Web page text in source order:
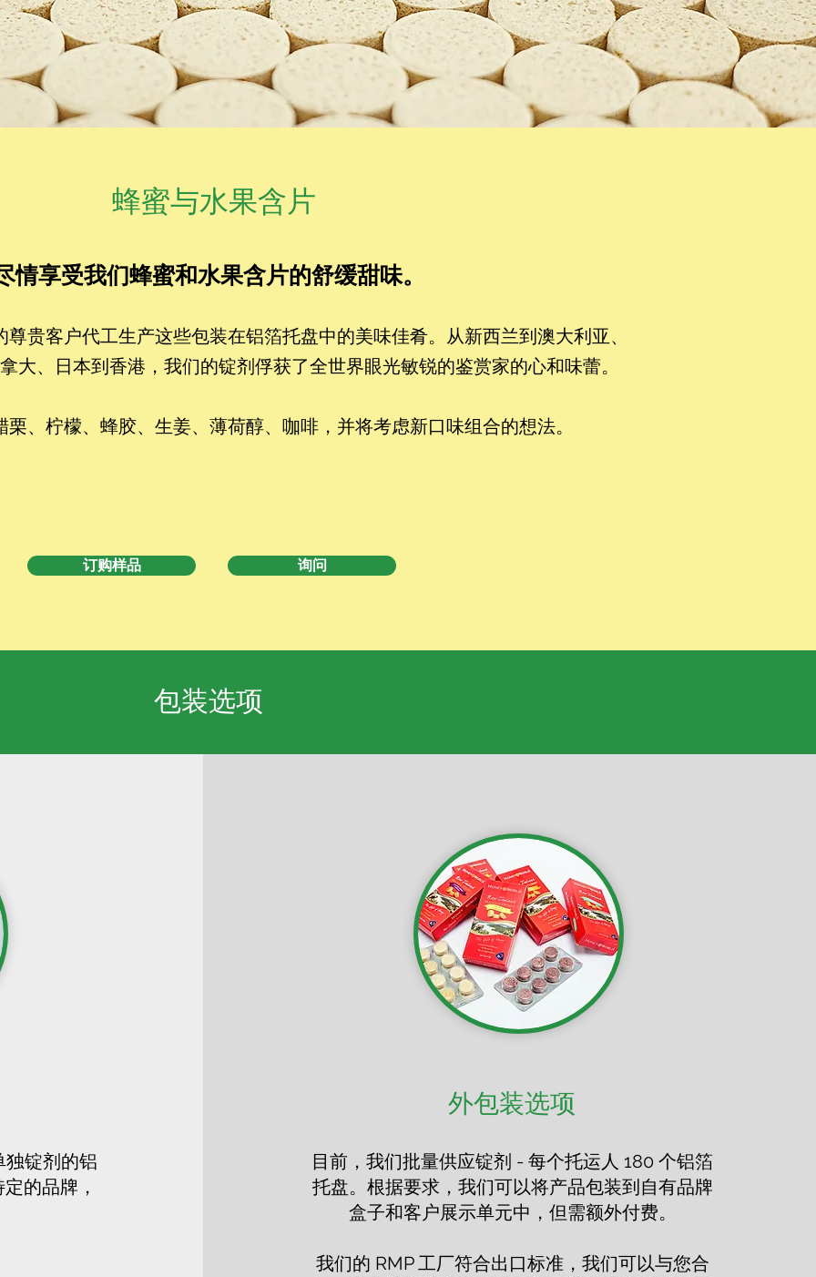
蜂蜜与水果含片
情享受我们蜂蜜和水果含片的舒缓甜味。
贵客户代工生产这些包装在铝箔托盘中的美味佳肴。从新西兰到澳大利亚、
大、日本到香港，我们的锭剂俘获了全世界眼光敏锐的鉴赏家的心和味蕾。
、柠檬、蜂胶、生姜、薄荷醇、咖啡，并将考虑新口味组合的想法。
订购样品 询问
包装选项
锭剂的铝
的品牌，
外包装选项
目前，我们批量供应锭剂 - 每个托运人 180 个铝箔
托盘。根据要求，我们可以将产品包装到自有品牌
盒子和客户展示单元中，但需额外付费。
我们的 RMP 工厂符合出口标准，我们可以与您合